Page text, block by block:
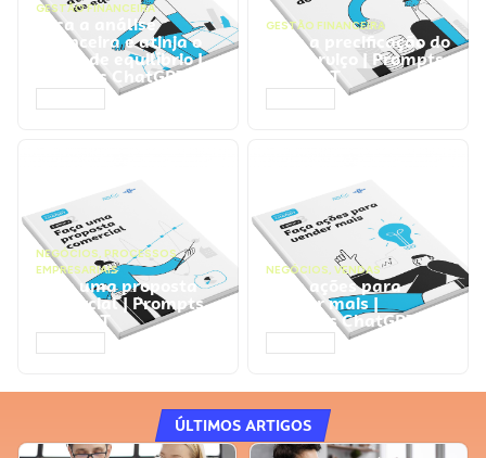
GESTÃO FINANCEIRA
Faça a análise
financeira e atinja o
ponto de equilíbrio |
Prompts ChatGPT
GESTÃO FINANCEIRA
Faça a precificação do
seu serviço | Prompts
ChatGPT
NEGÓCIOS, PROCESSOS
EMPRESARIAIS
Faça uma proposta
comercial | Prompts
ChatGPT
NEGÓCIOS, VENDAS
Faça ações para
vender mais |
Prompts ChatGPT
ÚLTIMOS ARTIGOS